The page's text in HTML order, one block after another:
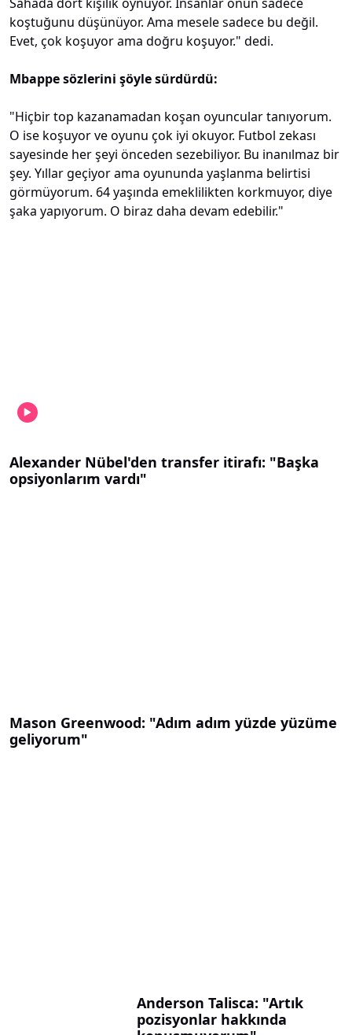
koştuğunu düşünüyor. Ama mesele sadece bu değil.
Evet, çok koşuyor ama doğru koşuyor." dedi.
Mbappe sözlerini şöyle sürdürdü:
"Hiçbir top kazanamadan koşan oyuncular tanıyorum.
O ise koşuyor ve oyunu çok iyi okuyor. Futbol zekası
sayesinde her şeyi önceden sezebiliyor. Bu inanılmaz bir
şey. Yıllar geçiyor ama oyununda yaşlanma belirtisi
görmüyorum. 64 yaşında emeklilikten korkmuyor, diye
şaka yapıyorum. O biraz daha devam edebilir."
Alexander Nübel'den transfer itirafı: "Başka
opsiyonlarım vardı"
Mason Greenwood: "Adım adım yüzde yüzüme
geliyorum"
Anderson Talisca: "Artık
pozisyonlar hakkında